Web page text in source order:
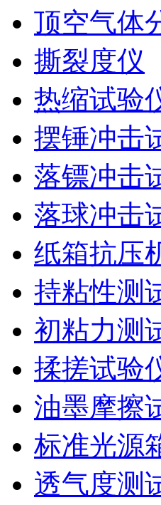
顶空气体
撕裂度仪
热缩试验
摆锤冲击
落镖冲击
落球冲击
纸箱抗压
持粘性测
初粘力测
揉搓试验
油墨摩擦
标准光源
透气度测